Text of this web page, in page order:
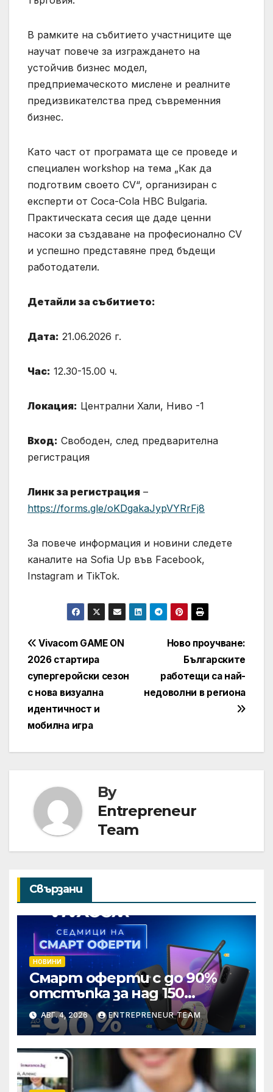
В рамките на събитието участниците ще
научат повече за изграждането на
устойчив бизнес модел,
предприемаческото мислене и реалните
предизвикателства пред съвременния
бизнес.
Като част от програмата ще се проведе и
специален workshop на тема „Как да
подготвим своето CV“, организиран с
експерти от Coca-Cola HBC Bulgaria.
Практическата сесия ще даде ценни
насоки за създаване на професионално CV
и успешно представяне пред бъдещи
работодатели.
Детайли за събитието:
Дата: 21.06.2026 г.
Час: 12.30-15.00 ч.
Локация: Централни Хали, Ниво -1
Вход: Свободен, след предварителна
регистрация
Линк за регистрация –
https://forms.gle/oKDgakaJypVYRrFj8
За повече информация и новини следете
каналите на Sofia Up във Facebook,
Instagram и TikTok.
Навигация
Ново проучване:
Българските
работещи са най-
недоволни в региона
Vivacom GAME ON
2026 стартира
супергеройски сезон
с нова визуална
идентичност и
мобилна игра
By
Entrepreneur
Team
Свързани
НОВИНИ
Смарт оферти с до 90%
отстъпка за над 150
устройства от Vivacom
през август
АВГ. 4, 2026 ENTREPRENEUR TEAM